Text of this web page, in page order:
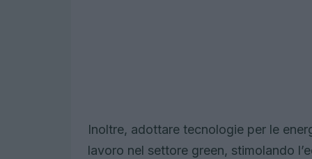
Inoltre, adottare tecnologie per le
lavoro nel settore green, stimolando